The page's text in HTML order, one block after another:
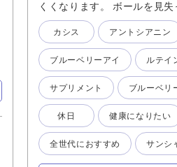
くくなります。 ボールを見
で総合的にケアをして 太陽
時間のプレーのために『アス
かけているので、眩しさ対策
歳になっても裸眼でスポーツ
カシス アントシアニン
ブルーベリーアイ ルテイ
サプリメント ブルーベリ
休日 健康になりたい
全世代におすすめ サンシ